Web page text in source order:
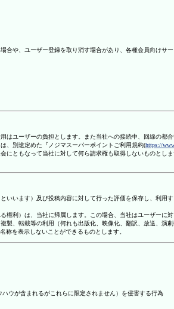
や、ユーザー登録を取り消す場合があり、各種会員向け
ユーザーの負担とします。また当社への接続中、回線の都
、別途定めた『ノジマスーパーポイントご利用規約(https://
ともなって当社に対して何ら請求権も取得しないものと
います）及び投稿内容に対して行った評価を保存し、利
利）は、当社に帰属します。この場合、当社はユーザーに
、転載等の利用（何れも出版化、映像化、翻訳、放送、
称を表示しないことができるものとします。
ウが含まれるがこれらに限定されません）を侵害する行為